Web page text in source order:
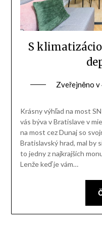
S
Zveřejněno v
Krásny výhľad na most
vás býva v Bratislave v
na most cez Dunaj so
Bratislavský hrad, mal by
to jedny z najkrajších
Lenže keď je vám…